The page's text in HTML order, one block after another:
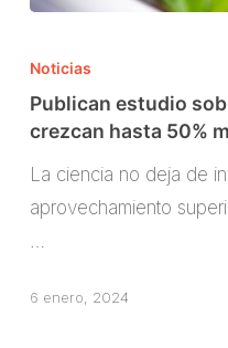
estudio
sobre
técnica
hasta
Noticias
Publican estudio
crezcan hasta 50%
La ciencia no deja de
aprovechamiento
…
6 enero, 2024